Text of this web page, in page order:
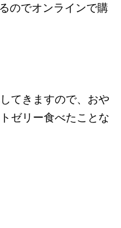
のでオンラインで購
てきますので、おや
ゼリー食べたことな